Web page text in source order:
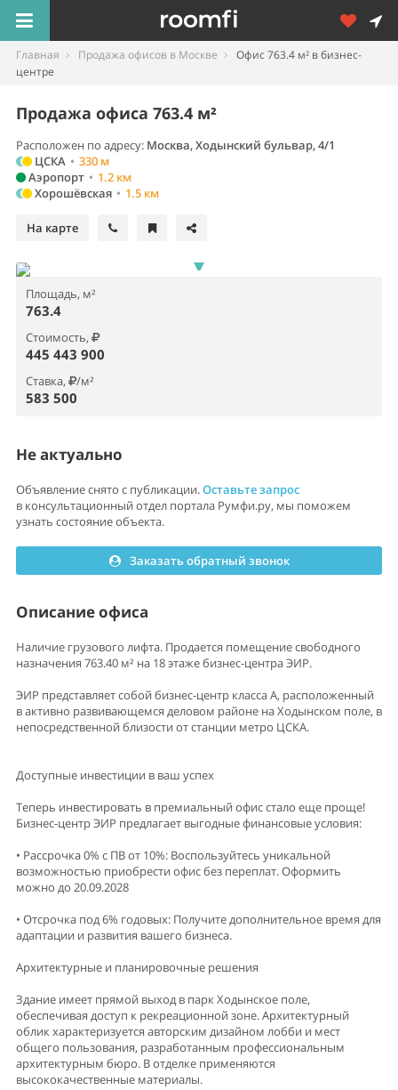
Главная Продажа офисов в Москве
Офис 763.4 м² в бизнес-
центре
Продажа офиса 763.4 м²
Расположен по адресу: Москва, Ходынский бульвар, 4/1
ЦСКА • 330 м
Аэропорт • 1.2 км
Хорошёвская • 1.5 км
На карте
Площадь, м²
763.4
Стоимость,
445 443 900
Ставка, /м²
583 500
Не актуально
Объявление снято с публикации.Оставьте запрос
в консультационный отдел портала Румфи.ру, мы поможем
узнать состояние объекта.
Заказать обратный звонок
Описание офиса
Наличие грузового лифта. Продается помещение свободного
назначения 763.40 м² на 18 этаже бизнес-центра ЭИР.
ЭИР представляет собой бизнес-центр класса А, расположенный
в активно развивающемся деловом районе на Ходынском поле, в
непосредственной близости от станции метро ЦСКА.
Доступные инвестиции в ваш успех
Теперь инвестировать в премиальный офис стало еще проще!
Бизнес-центр ЭИР предлагает выгодные финансовые условия:
• Рассрочка 0% с ПВ от 10%: Воспользуйтесь уникальной
возможностью приобрести офис без переплат. Оформить
можно до 20.09.2028
• Отсрочка под 6% годовых: Получите дополнительное время для
адаптации и развития вашего бизнеса.
Архитектурные и планировочные решения
Здание имеет прямой выход в парк Ходынское поле,
обеспечивая доступ к рекреационной зоне. Архитектурный
облик характеризуется авторским дизайном лобби и мест
общего пользования, разработанным профессиональным
архитектурным бюро. В отделке применяются
высококачественные материалы.